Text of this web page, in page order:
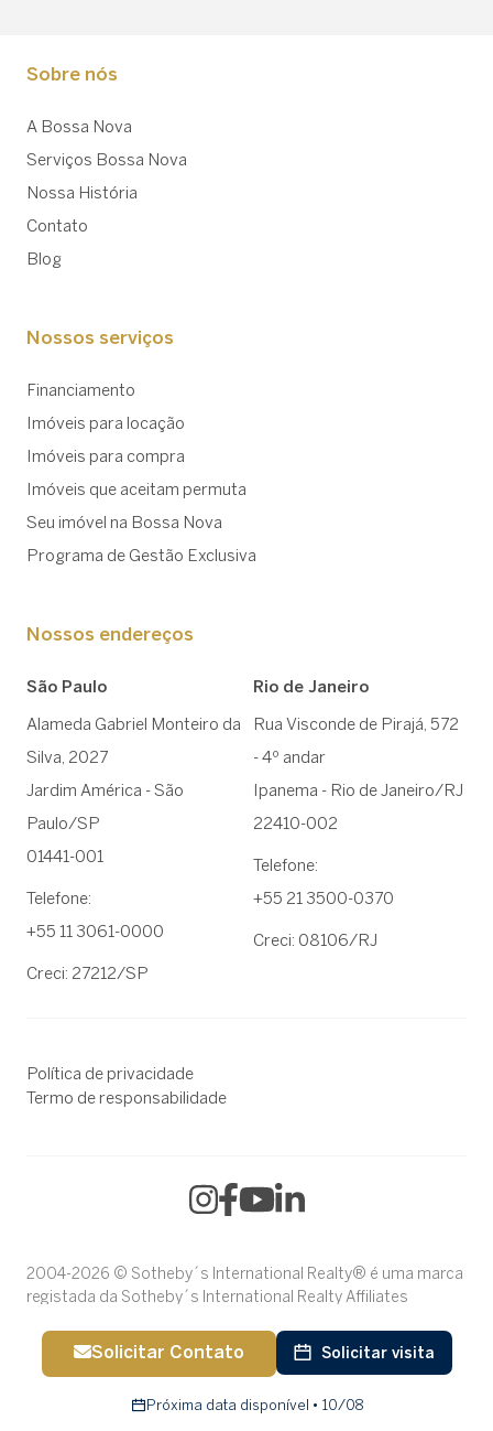
Solicitar Contato Solicitar visita
Próxima data disponível • 10/08
Sobre nós
A Bossa Nova
Serviços Bossa Nova
Nossa História
Contato
Blog
Nossos serviços
Financiamento
Imóveis para locação
Imóveis para compra
Imóveis que aceitam permuta
Seu imóvel na Bossa Nova
Programa de Gestão Exclusiva
Nossos endereços
São Paulo
Alameda Gabriel Monteiro da
Silva, 2027
Jardim América - São
Paulo/SP
01441-001
Telefone:
+55 11 3061-0000
Creci: 27212/SP
Rio de Janeiro
Rua Visconde de Pirajá, 572
- 4º andar
Ipanema - Rio de Janeiro/RJ
22410-002
Telefone:
+55 21 3500-0370
Creci: 08106/RJ
Política de privacidade
Termo de responsabilidade
2004-2026 © Sotheby´s International Realty® é uma marca
registada da Sotheby´s International Realty Affiliates
independente.